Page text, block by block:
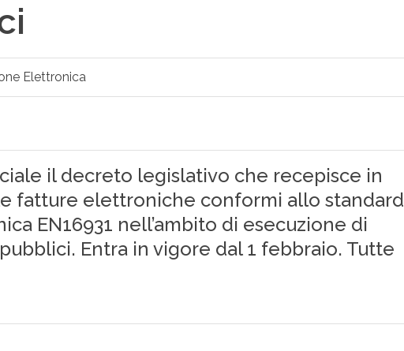
Elettronica
il decreto legislativo che recepisce in
fatture elettroniche conformi allo standard
EN16931 nell’ambito di esecuzione di
Entra in vigore dal 1 febbraio. Tutte